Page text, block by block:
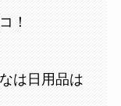
！
は日用品は